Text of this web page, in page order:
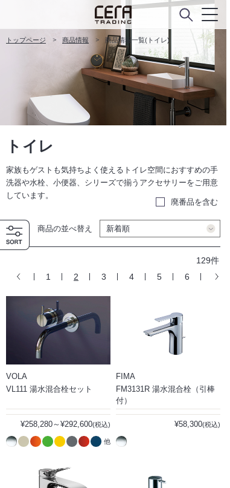
トップページ 商品情報 商品情報一覧(トイレ)
トイレ
家族もゲストも気持ちよく使えるトイレ空間におすすめの手
洗器や水栓、小便器、シリーズで揃うアクセサリーをご用意
しています。
廃番品を含む
商品の並べ替え
129件
1
2 3 4 5 6
VOLA
VL111 湯水混合栓セット
¥258,280～¥292,600(税込)
他
FIMA
FM3131R 湯水混合栓（引棒
付）
¥58,300(税込)